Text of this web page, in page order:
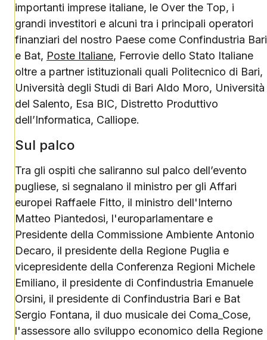
importanti imprese italiane, le Over the Top, i
grandi investitori e alcuni tra i principali operatori
finanziari del nostro Paese come Confindustria Bari
e Bat, Poste Italiane, Ferrovie dello Stato Italiane
oltre a partner istituzionali quali Politecnico di Bari,
Università degli Studi di Bari Aldo Moro, Università
del Salento, Esa BIC, Distretto Produttivo
dell’Informatica, Calliope.
Sul palco
Tra gli ospiti che saliranno sul palco dell’evento
pugliese, si segnalano il ministro per gli Affari
europei Raffaele Fitto, il ministro dell'Interno
Matteo Piantedosi, l'europarlamentare e
Presidente della Commissione Ambiente Antonio
Decaro, il presidente della Regione Puglia e
vicepresidente della Conferenza Regioni Michele
Emiliano, il presidente di Confindustria Emanuele
Orsini, il presidente di Confindustria Bari e Bat
Sergio Fontana, il duo musicale dei Coma_Cose,
l'assessore allo sviluppo economico della Regione